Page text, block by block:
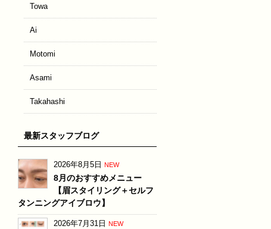
Towa
Ai
Motomi
Asami
Takahashi
最新スタッフブログ
2026年8月5日 NEW
8月のおすすめメニュー
【眉スタイリング＋セルフ
タンニングアイブロウ】
2026年7月31日 NEW